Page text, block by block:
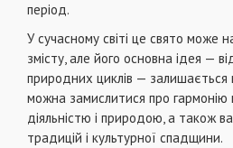
період.
У сучасному світі це свято може
змісту, але його основна ідея —
природних циклів — залишається
можна замислитися про
діяльністю і природою, а також
традицій і культурної спадщини.